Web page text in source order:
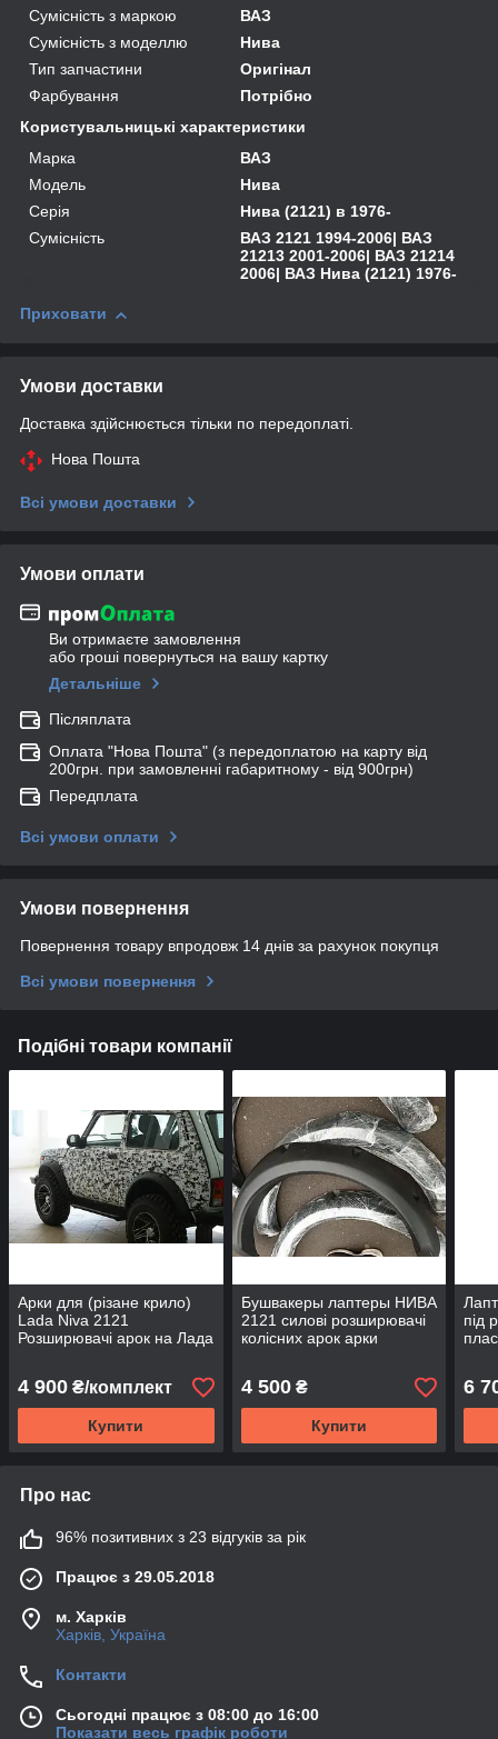
Сумісність з маркою
ВАЗ
Сумісність з моделлю
Нива
Тип запчастини
Оригінал
Фарбування
Потрібно
Користувальницькі характеристики
Марка
ВАЗ
Мoдель
Нива
Серія
Нива (2121) в 1976-
Сумісність
ВАЗ 2121 1994-2006| ВАЗ
21213 2001-2006| ВАЗ 21214
2006| ВАЗ Нива (2121) 1976-
Приховати
Умови доставки
Доставка здійснюється тільки по передоплаті.
Нова Пошта
Всі умови доставки
Умови оплати
Ви отримаєте замовлення
або гроші повернуться на вашу картку
Детальніше
Післяплата
Оплата "Нова Пошта" (з передоплатою на карту від
200грн. при замовленні габаритному - від 900грн)
Передплата
Всі умови оплати
Умови повернення
Повернення товару впродовж 14 днів за рахунок покупця
Всі умови повернення
Подібні товари компанії
Арки для (різане крило)
Lada Niva 2121
Розширювачі арок на Лада
4 900 ₴/комплект
Купити
Бушвакеры лаптеры НИВА
2121 силові розширювачі
колісних арок арки
4 500₴
Купити
під
6
Про нас
96% позитивних з 23 відгуків за рік
Працює з 29.05.2018
м. Харків
Харків, Україна
Контакти
Сьогодні працює з 08:00 до 16:00
Показати весь графік роботи